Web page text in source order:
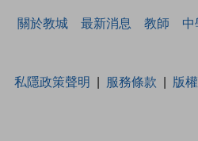
關於教城 最新消息 教師
私隱政策聲明 服務條款 版